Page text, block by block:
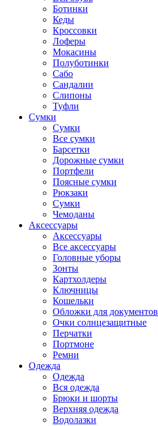
Ботинки
Кеды
Кроссовки
Лоферы
Мокасины
Полуботинки
Сабо
Сандалии
Слипоны
Туфли
Сумки
Сумки
Все сумки
Барсетки
Дорожные сумки
Портфели
Поясные сумки
Рюкзаки
Сумки
Чемоданы
Аксессуары
Аксессуары
Все аксессуары
Головные уборы
Зонты
Картхолдеры
Ключницы
Кошельки
Обложки для документов
Очки солнцезащитные
Перчатки
Портмоне
Ремни
Одежда
Одежда
Вся одежда
Брюки и шорты
Верхняя одежда
Водолазки